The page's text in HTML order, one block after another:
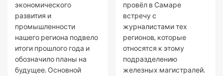
экономического
развития и
промышленности
нашего региона подвело
итоги прошлого года и
обозначило планы на
будущее. Основной
провёл в Самаре
встречу с
журналистами тех
регионов, которые
относятся к этому
подразделению
железных магистралей.